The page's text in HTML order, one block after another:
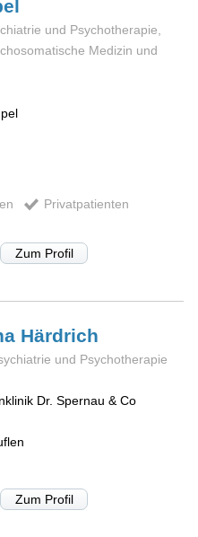
und Psychotherapie,
Medizin und
Privatpatienten
Zum Profil
Härdrich
und Psychotherapie
Dr. Spernau & Co
Zum Profil